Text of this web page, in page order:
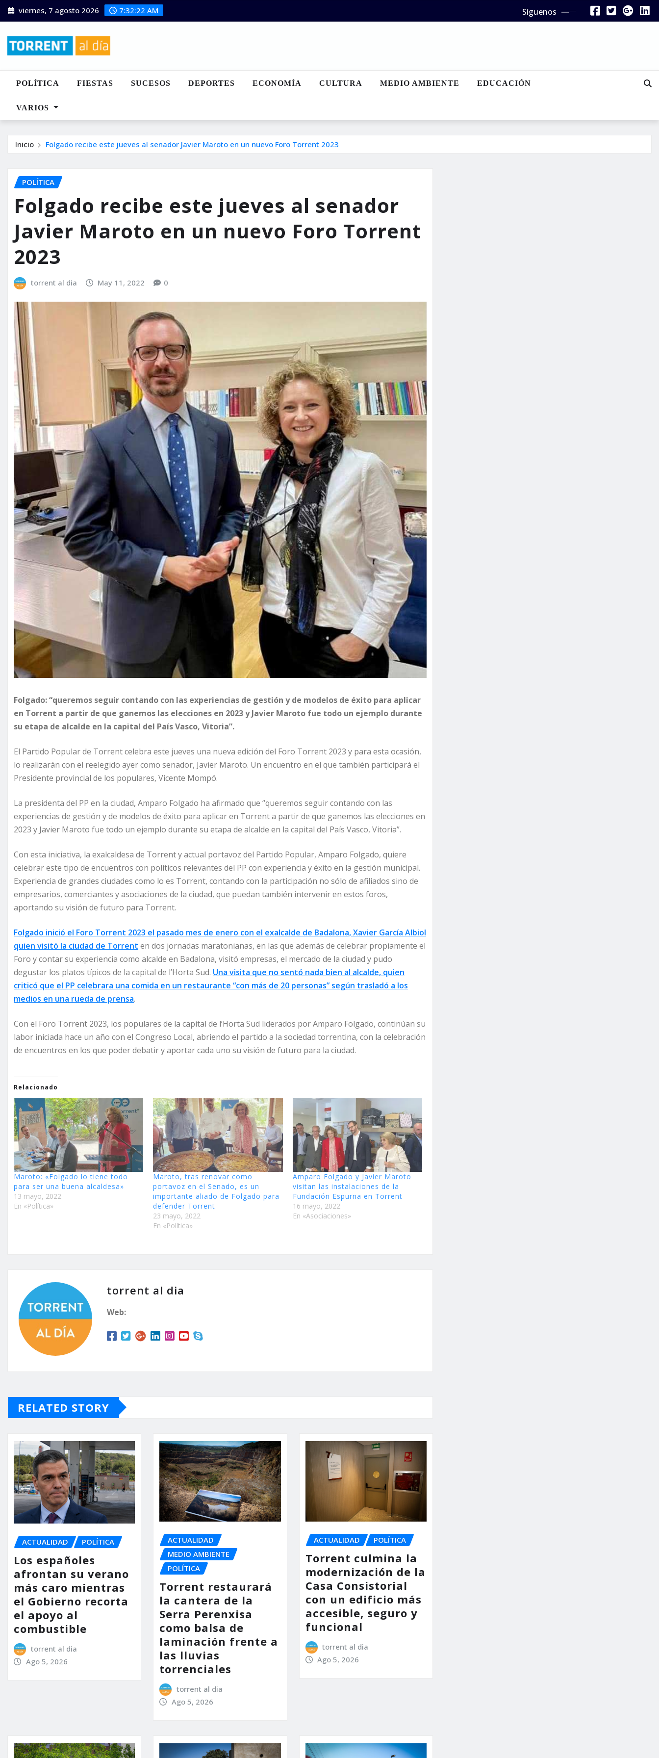
Saltar
al
viernes, 7 agosto 2026 7:32:23 AM Síguenos
POLÍTICA FIESTAS SUCESOS DEPORTES ECONOMÍA CULTURA MEDIO AMBIENTE EDUCACIÓN
VARIOS
Inicio Folgado recibe este jueves al senador Javier Maroto en un nuevo Foro Torrent 2023
POLÍTICA
Folgado recibe este jueves al senador
Javier Maroto en un nuevo Foro Torrent
2023
torrent al dia May 11, 2022 0
Folgado: “queremos seguir contando con las experiencias de gestión y de modelos de éxito para aplicar
en Torrent a partir de que ganemos las elecciones en 2023 y Javier Maroto fue todo un ejemplo durante
su etapa de alcalde en la capital del País Vasco, Vitoria”.
El Partido Popular de Torrent celebra este jueves una nueva edición del Foro Torrent 2023 y para esta ocasión,
lo realizarán con el reelegido ayer como senador, Javier Maroto. Un encuentro en el que también participará el
Presidente provincial de los populares, Vicente Mompó.
La presidenta del PP en la ciudad, Amparo Folgado ha afirmado que “queremos seguir contando con las
experiencias de gestión y de modelos de éxito para aplicar en Torrent a partir de que ganemos las elecciones en
2023 y Javier Maroto fue todo un ejemplo durante su etapa de alcalde en la capital del País Vasco, Vitoria”.
Con esta iniciativa, la exalcaldesa de Torrent y actual portavoz del Partido Popular, Amparo Folgado, quiere
celebrar este tipo de encuentros con políticos relevantes del PP con experiencia y éxito en la gestión municipal.
Experiencia de grandes ciudades como lo es Torrent, contando con la participación no sólo de afiliados sino de
empresarios, comerciantes y asociaciones de la ciudad, que puedan también intervenir en estos foros,
aportando su visión de futuro para Torrent.
Folgado inició el Foro Torrent 2023 el pasado mes de enero con el exalcalde de Badalona, Xavier García Albiol
quien visitó la ciudad de Torrent en dos jornadas maratonianas, en las que además de celebrar propiamente el
Foro y contar su experiencia como alcalde en Badalona, visitó empresas, el mercado de la ciudad y pudo
degustar los platos típicos de la capital de l’Horta Sud. Una visita que no sentó nada bien al alcalde, quien
criticó que el PP celebrara una comida en un restaurante “con más de 20 personas” según trasladó a los
medios en una rueda de prensa.
Con el Foro Torrent 2023, los populares de la capital de l’Horta Sud liderados por Amparo Folgado, continúan su
labor iniciada hace un año con el Congreso Local, abriendo el partido a la sociedad torrentina, con la celebración
de encuentros en los que poder debatir y aportar cada uno su visión de futuro para la ciudad.
Relacionado
Maroto: «Folgado lo tiene todo
para ser una buena alcaldesa»
13 mayo, 2022
En «Política»
Maroto, tras renovar como
portavoz en el Senado, es un
importante aliado de Folgado para
defender Torrent
23 mayo, 2022
En «Política»
Amparo Folgado y Javier Maroto
visitan las instalaciones de la
Fundación Espurna en Torrent
16 mayo, 2022
En «Asociaciones»
torrent al dia
Web:
RELATED STORY
ACTUALIDAD POLÍTICA
Los españoles
afrontan su verano
más caro mientras
el Gobierno recorta
el apoyo al
combustible
torrent al dia
Ago 5, 2026
ACTUALIDAD
MEDIO AMBIENTE
POLÍTICA
Torrent restaurará
la cantera de la
Serra Perenxisa
como balsa de
laminación frente a
las lluvias
torrenciales
torrent al dia
Ago 5, 2026
ACTUALIDAD POLÍTICA
Torrent culmina la
modernización de la
Casa Consistorial
con un edificio más
accesible, seguro y
funcional
torrent al dia
Ago 5, 2026